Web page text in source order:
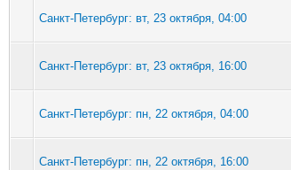
Санкт-Петербург: вт, 23 октября, 04:00
Санкт-Петербург: вт, 23 октября, 16:00
Санкт-Петербург: пн, 22 октября, 04:00
Санкт-Петербург: пн, 22 октября, 16:00